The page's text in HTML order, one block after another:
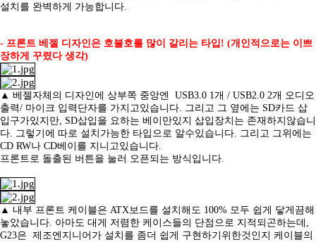
설치를 완벽하게 가능합니다.
- 프론트 베젤 디자인은 호불호를 많이 갈리는 타입! (개인적으로는 이쁘
장하게 꾸렸다 생각)
▲ 베젤자체의 디자인에 상부쪽 중앙엔 USB3.0 1개 / USB2.0 2개 오디오
출력/ 마이크 입력단자를 가지고있습니다. 그리고 그 옆에는 SD카드 삽
입구가있지만, SD삽입을 요하는 베이만있지 삽입장치는 존재하지않습니
다. 그렇기에 따로 설치가능한 타입으로 알수있습니다. 그리고 그위에는
CD RW나 CD베이를 지니고있습니다.
프론트로 돌출된 버튼을 눌러 오픈되는 방식입니다.
▲ 내부 프론트 케이블은 ATX보드를 설치해도 100% 모두 쉽게 닿게끔해
놓았습니다. 아마도 대게 저렴한 케이스들의 단점으로 지적되곤하는데,
G23은 제조엔지니어가 설치를 좀더 쉽게 구현하기위한것인지 케이블의